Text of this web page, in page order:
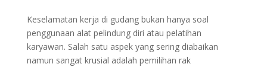
Keselamatan kerja di gudang bukan hanya soal
penggunaan alat pelindung diri atau pelatihan
karyawan. Salah satu aspek yang sering diabaikan
namun sangat krusial adalah pemilihan rak